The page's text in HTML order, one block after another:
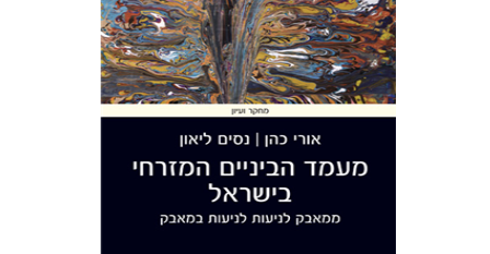
הנחת אתר ספר מודפס
$42
$38